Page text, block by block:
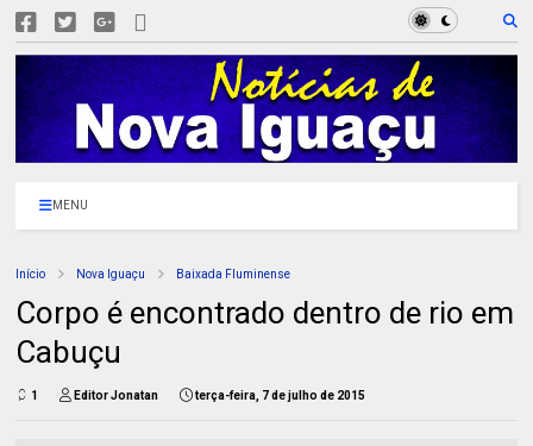
MENU
Início Nova Iguaçu Baixada Fluminense
Corpo é encontrado dentro de rio em
Cabuçu
1 Editor Jonatan terça-feira, 7 de julho de 2015